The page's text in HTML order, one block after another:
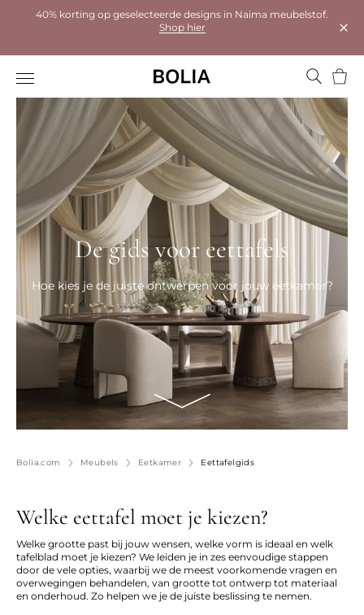
40% korting op geselecteerde designs in Naima meubelstof.
Shop hier
De gids voor eettafels
Hoe kies je de juiste ontwerpen voor jouw eetkamer?
Bolia.com Meubels Eetkamer Eettafelgids
Welke eettafel moet je kiezen?
Welke grootte past bij jouw wensen, welke vorm is ideaal en welk
tafelblad moet je kiezen? We leiden je in zes eenvoudige stappen
door de vele opties, waarbij we de meest voorkomende vragen en
overwegingen behandelen, van grootte tot ontwerp tot materiaal
en onderhoud. Zo helpen we je de juiste beslissing te nemen.